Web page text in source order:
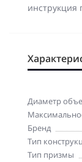
инструкция
Диаметр
Бренд
Тип
Тип призмы